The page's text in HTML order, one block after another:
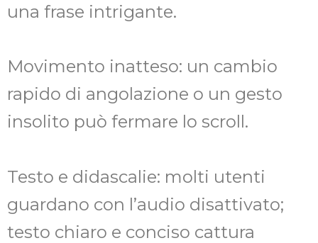
una frase intrigante.
Movimento inatteso: un cambio
rapido di angolazione o un gesto
insolito può fermare lo scroll.
Testo e didascalie: molti utenti
guardano con l’audio disattivato;
testo chiaro e conciso cattura